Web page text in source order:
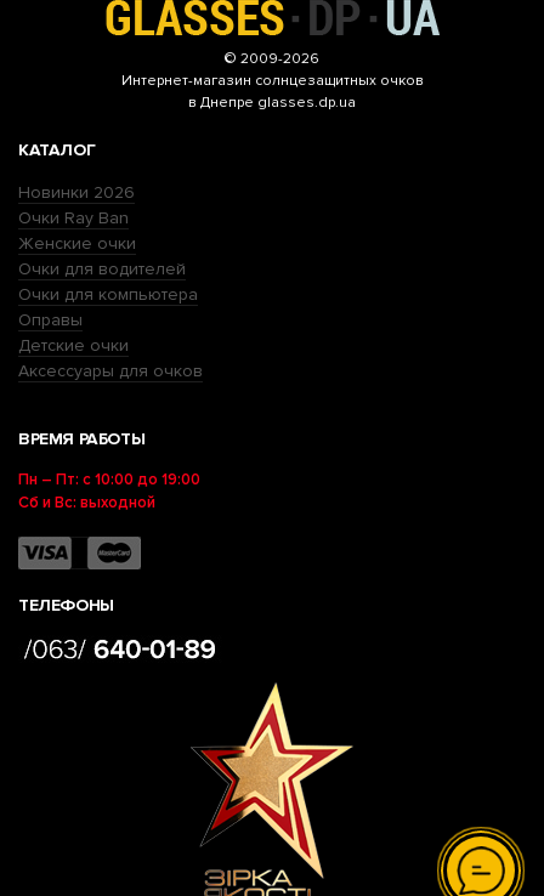
© 2009-2026
Интернет-магазин солнцезащитных очков
в Днепре glasses.dp.ua
КАТАЛОГ
Новинки 2026
Очки Ray Ban
Женские очки
Очки для водителей
Очки для компьютера
Оправы
Детские очки
Аксессуары для очков
ВРЕМЯ РАБОТЫ
Пн – Пт: с 10:00 до 19:00
Сб и Вс: выходной
ТЕЛЕФОНЫ